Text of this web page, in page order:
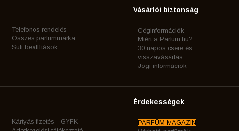
Telefonos rendelés
Összes parfummárka
Süti beállítások
Vásárlói biztonság
Céginformációk
Miért a Parfum.hu?
30 napos csere és
visszavásárlás
Jogi információk
Kártyás fizetés - GYFK
Érdekességek
PARFÜM MAGAZIN